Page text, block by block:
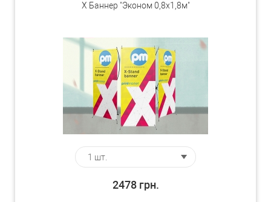
X Баннер "Эконом 0,8х1,8м"
2478 грн.